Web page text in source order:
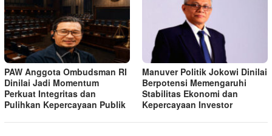
PAW Anggota Ombudsman RI
Dinilai Jadi Momentum
Perkuat Integritas dan
Pulihkan Kepercayaan Publik
Manuver Politik Jokowi Dinilai
Berpotensi Memengaruhi
Stabilitas Ekonomi dan
Kepercayaan Investor